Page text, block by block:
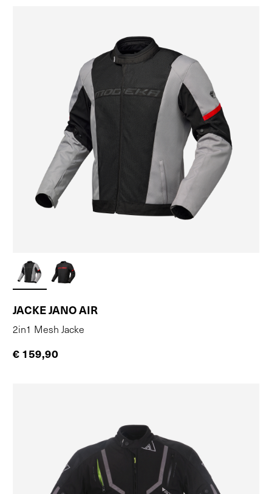
JACKE JANO AIR
2in1 Mesh Jacke
€ 159,90